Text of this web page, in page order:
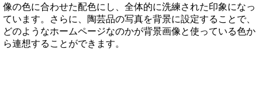
像の色に合わせた配色にし、全体的に洗練された印象になっ
ています。さらに、陶芸品の写真を背景に設定することで、
どのようなホームページなのかが背景画像と使っている色か
ら連想することができます。